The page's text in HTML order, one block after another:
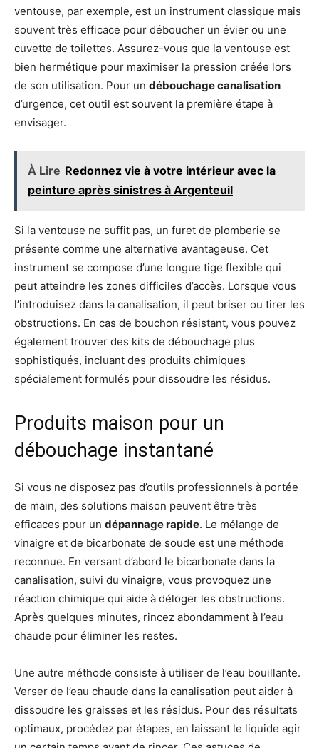
ventouse, par exemple, est un instrument classique mais
souvent très efficace pour déboucher un évier ou une
cuvette de toilettes. Assurez-vous que la ventouse est
bien hermétique pour maximiser la pression créée lors
de son utilisation. Pour un débouchage canalisation
d’urgence, cet outil est souvent la première étape à
envisager.
À Lire Redonnez vie à votre intérieur avec la
peinture après sinistres à Argenteuil
Si la ventouse ne suffit pas, un furet de plomberie se
présente comme une alternative avantageuse. Cet
instrument se compose d’une longue tige flexible qui
peut atteindre les zones difficiles d’accès. Lorsque vous
l’introduisez dans la canalisation, il peut briser ou tirer les
obstructions. En cas de bouchon résistant, vous pouvez
également trouver des kits de débouchage plus
sophistiqués, incluant des produits chimiques
spécialement formulés pour dissoudre les résidus.
Produits maison pour un
débouchage instantané
Si vous ne disposez pas d’outils professionnels à portée
de main, des solutions maison peuvent être très
efficaces pour un dépannage rapide. Le mélange de
vinaigre et de bicarbonate de soude est une méthode
reconnue. En versant d’abord le bicarbonate dans la
canalisation, suivi du vinaigre, vous provoquez une
réaction chimique qui aide à déloger les obstructions.
Après quelques minutes, rincez abondamment à l’eau
chaude pour éliminer les restes.
Une autre méthode consiste à utiliser de l’eau bouillante.
Verser de l’eau chaude dans la canalisation peut aider à
dissoudre les graisses et les résidus. Pour des résultats
optimaux, procédez par étapes, en laissant le liquide agir